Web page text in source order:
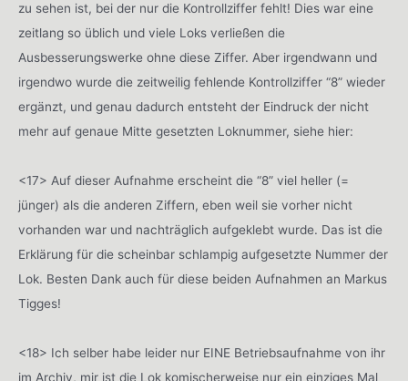
zu sehen ist, bei der nur die Kontrollziffer fehlt! Dies war eine
zeitlang so üblich und viele Loks verließen die
Ausbesserungswerke ohne diese Ziffer. Aber irgendwann und
irgendwo wurde die zeitweilig fehlende Kontrollziffer “8” wieder
ergänzt, und genau dadurch entsteht der Eindruck der nicht
mehr auf genaue Mitte gesetzten Loknummer, siehe hier:
<17> Auf dieser Aufnahme erscheint die “8” viel heller (=
jünger) als die anderen Ziffern, eben weil sie vorher nicht
vorhanden war und nachträglich aufgeklebt wurde. Das ist die
Erklärung für die scheinbar schlampig aufgesetzte Nummer der
Lok. Besten Dank auch für diese beiden Aufnahmen an Markus
Tigges!
<18> Ich selber habe leider nur EINE Betriebsaufnahme von ihr
im Archiv, mir ist die Lok komischerweise nur ein einziges Mal